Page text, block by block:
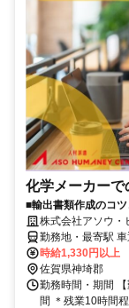
化学メーカーで
■輸出書類作成のコ
間もバッチリ確保！
株式会社アソウ・
勤務地・最寄駅
時給1,330円以上
佐賀県神埼郡
勤務時間・期間
間 ＊残業10時間